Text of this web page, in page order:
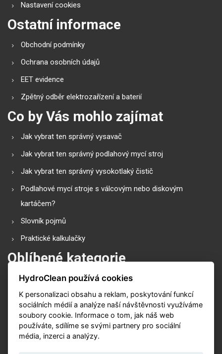
Nastavení cookies
Ostatní informace
Obchodní podmínky
Ochrana osobních údajů
EET evidence
Zpětný odběr elektrozařízení a baterií
Co by Vás mohlo zajímat
Jak vybrat ten správný vysavač
Jak vybrat ten správný podlahový mycí stroj
Jak vybrat ten správný vysokotlaký čistič
Podlahové mycí stroje s válcovým nebo diskovým
kartáčem?
Slovník pojmů
Praktické kalkulačky
Oblíbené kategorie
Průmyslové vysavače
Vysokotlaké čističe
Podlahové mycí stroje
Zametací stroje
HydroClean používá cookies
K personalizaci obsahu a reklam, poskytování funkcí
sociálních médií a analýze naší návštěvnosti využíváme
soubory cookie. Informace o tom, jak náš web
používáte, sdílíme se svými partnery pro sociální
média, inzerci a analýzy.